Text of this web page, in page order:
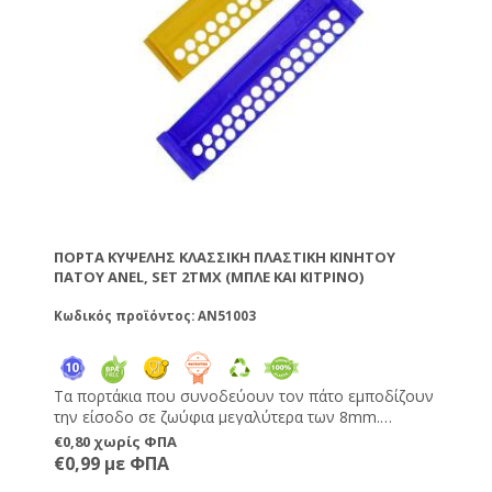
ΠΌΡΤΑ ΚΥΨΈΛΗΣ ΚΛΑΣΣΙΚΗ ΠΛΑΣΤΙΚΉ ΚΙΝΗΤΟΎ
ΠΆΤΟΥ ANEL, SET 2ΤΜΧ (ΜΠΛΈ ΚΑΙ ΚΊΤΡΙΝΟ)
Κωδικός προϊόντος: AN51003
Τα πορτάκια που συνοδεύουν τον πάτο εμποδίζουν
την είσοδο σε ζωύφια μεγαλύτερα των 8mm.
Προστατεύουν ακόμα και από τις μικρές κίτρινες
σφήκες γιατί δίνουν την ευκαιρία στις εργάτριες να
αμυνθούν από "οχυρωμένη" θέση τους εχθρούς.
€0,80 χωρίς ΦΠΑ
€0,99 με ΦΠΑ